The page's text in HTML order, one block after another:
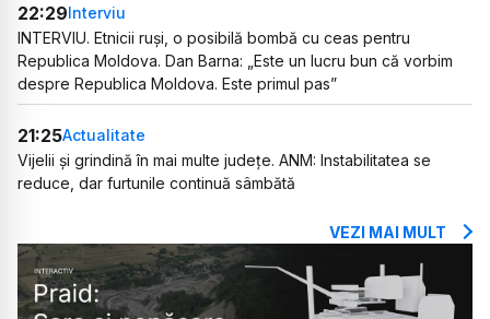
22:29Interviu
INTERVIU. Etnicii ruși, o posibilă bombă cu ceas pentru
Republica Moldova. Dan Barna: „Este un lucru bun că vorbim
despre Republica Moldova. Este primul pas”
21:25Actualitate
Vijelii și grindină în mai multe județe. ANM: Instabilitatea se
reduce, dar furtunile continuă sâmbătă
VEZI MAI MULT